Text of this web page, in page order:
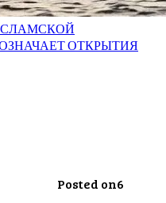
ОТКРЫТИЯ
Posted on6